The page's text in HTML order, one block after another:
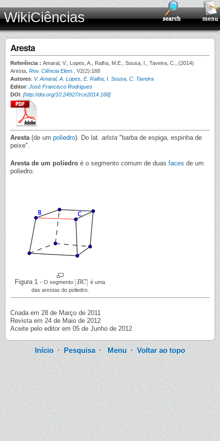
WikiCiências
Aresta
Referência : Amaral, V., Lopes, A., Ralha, M.E., Sousa, I., Taveira, C., (2014)
Aresta, Rev. Ciência Elem.
, V2(2):168
Autores: V. Amaral, A. Lopes E. Ralha I. Sousa C. Taveira
Editor: José Francisco Rodrigues
DOI: [http://doi.org/10.24927/rce2014.168]
Aresta(de um poliedro). Do lat. arīsta "barba de espiga, espinha de
peixe".
Aresta de um poliedro é o segmento comum de duas faces de um
poliedro.
Figura 1 - O segmento [BC]
BC]
é uma
das arestas do poliedro.
Criada em 28 de Março de 2011
Revista em 24 de Maio de 2012
Aceite pelo editor em 05 de Junho de 2012
Início· Pesquisa· Menu · Voltar ao topo